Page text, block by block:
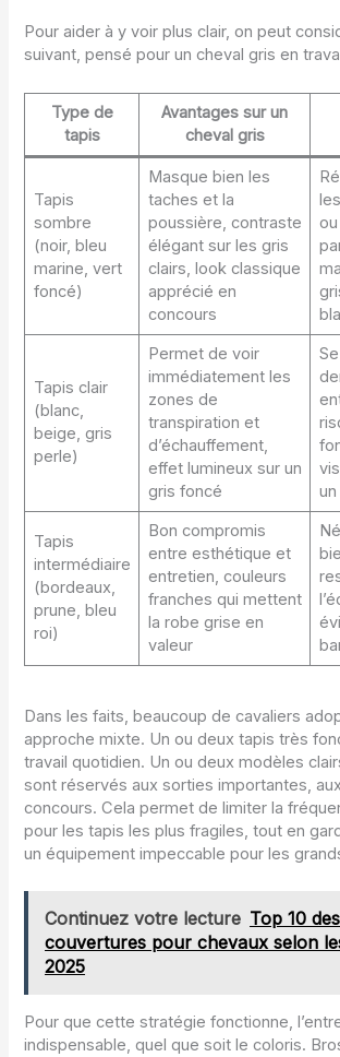
Pour aider à y voir plus clair, on peut
suivant, pensé pour un cheval gris en
Type de
tapis
Avantages sur un
cheval gris
Tapis
sombre
(noir, bleu
marine, vert
foncé)
Masque bien les
taches et la
poussière, contraste
élégant sur les gris
clairs, look classique
apprécié en
concours
Tapis clair
(blanc,
beige, gris
perle)
Permet de voir
immédiatement les
zones de
transpiration et
d’échauffement,
effet lumineux sur un
gris foncé
Tapis
intermédiaire
(bordeaux,
prune, bleu
roi)
Bon compromis
entre esthétique et
entretien, couleurs
franches qui mettent
la robe grise en
valeur
Dans les faits, beaucoup de cavaliers
approche mixte. Un ou deux tapis très
travail quotidien. Un ou deux modèles
sont réservés aux sorties importantes,
concours. Cela permet de limiter la
pour les tapis les plus fragiles, tout en
un équipement impeccable pour les
Continuez votre lecture Top 10
couvertures pour chevaux selon
2025
Pour que cette stratégie fonctionne,
indispensable, quel que soit le coloris.